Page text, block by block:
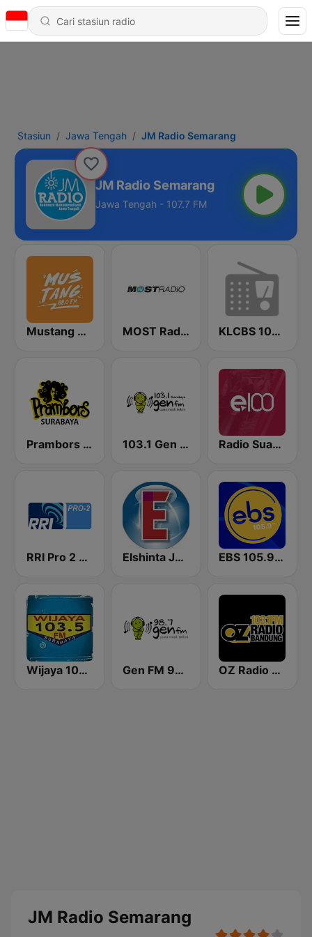
Stasiun Jawa Tengah JM Radio Semarang
JM Radio Semarang
Jawa Tengah - 107.7 FM
Mustang 88 FM MOST Radio KLCBS 100.4 FM
Prambors FM 89.3 Surabaya 103.1 Gen FM Surabaya Radio Suara Surabaya
RRI Pro 2 Jakarta Elshinta Jakarta EBS 105.9 FM
Wijaya 103.5 FM Gen FM 98.7 OZ Radio Bandung
JM Radio Semarang